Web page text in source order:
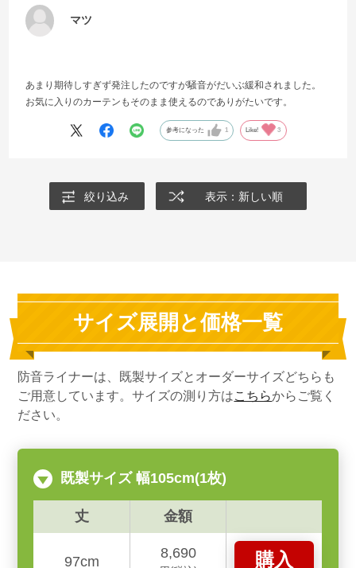
マツ
あまり期待しすぎず発注したのですが騒音がだいぶ緩和されました。
お気に入りのカーテンもそのまま使えるのでありがたいです。
参考になった 1 Like! 3
絞り込み 表示：新しい順
サイズ展開と価格一覧
防音ライナーは、既製サイズとオーダーサイズどちらも
ご用意しています。サイズの測り方はこちらからご覧く
ださい。
既製サイズ 幅105cm(1枚)
丈 金額
97cm
8,690 購入